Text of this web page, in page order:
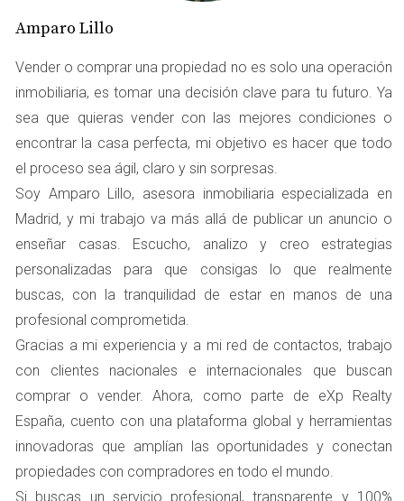
UBICACIÓN
La ubicación es uno de los factores más determinantes
en el precio de cualquier propiedad. No es solo cuestión
de dirección; se trata de la calidad del entorno y de lo
que ofrece la zona. Por ejemplo, un piso situado cerca de
colegios, parques y centros comerciales generalmente
tendrá un precio más alto que uno ubicado en una zona
menos accesible o con menos servicios cercanos.
Casos prácticos sobre ubicación
pisos similares en tamaño y características están
a un precio superior, mientras que el segundo permanece
pocos minutos de una estación de tren o autobús puede
Amparo Lillo
Vender o comprar una propiedad no es solo una operación
inmobiliaria, es tomar una decisión clave para tu futuro. Ya
sea que quieras vender con las mejores condiciones o
encontrar la casa perfecta, mi objetivo es hacer que todo
el proceso sea ágil, claro y sin sorpresas.
Soy Amparo Lillo, asesora inmobiliaria especializada en
Madrid, y mi trabajo va más allá de publicar un anuncio o
enseñar casas. Escucho, analizo y creo estrategias
personalizadas para que consigas lo que realmente
buscas, con la tranquilidad de estar en manos de una
profesional comprometida.
Gracias a mi experiencia y a mi red de contactos, trabajo
con clientes nacionales e internacionales que buscan
comprar o vender. Ahora, como parte de eXp Realty
España, cuento con una plataforma global y herramientas
innovadoras que amplían las oportunidades y conectan
propiedades con compradores en todo el mundo.
Si buscas un servicio profesional, transparente y 100%